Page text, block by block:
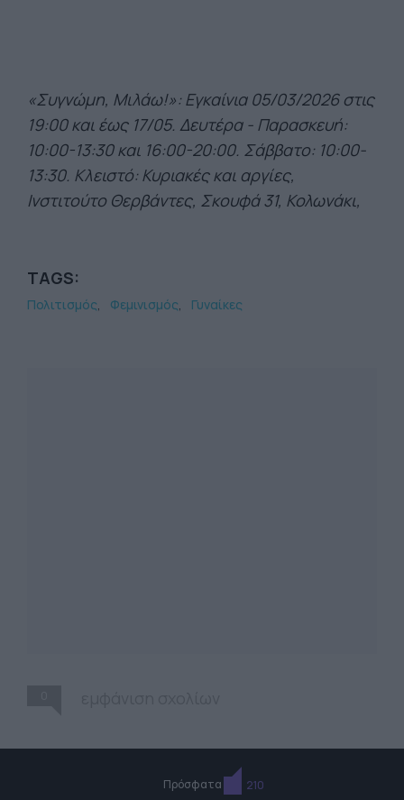
«Συγνώμη, Μιλάω!»: Εγκαίνια 05/03/2026 στις
19:00 και έως 17/05. Δευτέρα - Παρασκευή:
10:00-13:30 και 16:00-20:00. Σάββατο: 10:00-
13:30. Κλειστό: Κυριακές και αργίες,
Ινστιτούτο Θερβάντες, Σκουφά 31, Κολωνάκι,
TAGS:
Πολιτισμός Φεμινισμός Γυναίκες
Πρόσφατα 210